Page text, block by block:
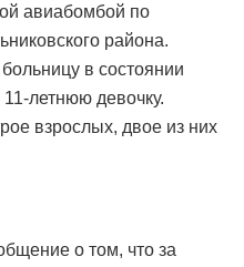
авиабомбой по
района.
в состоянии
летнюю девочку.
взрослых, двое из них
о том, что за